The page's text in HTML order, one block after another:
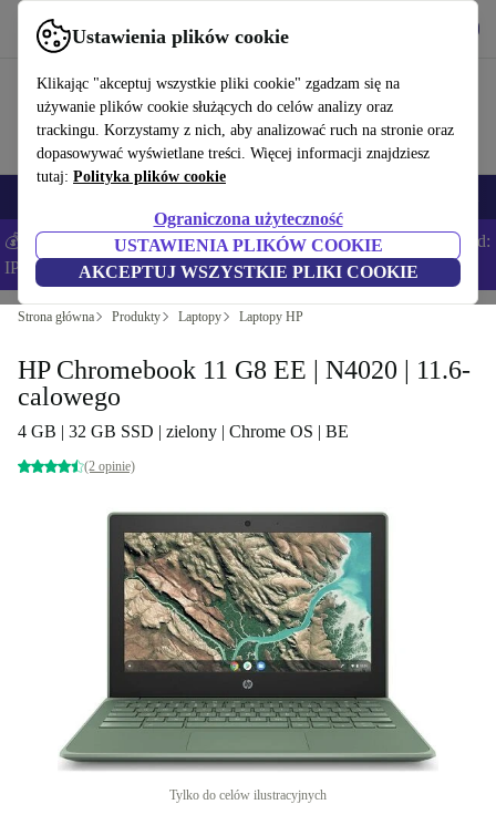
Ustawienia plików cookie
Klikając "akceptuj wszystkie pliki cookie" zgadzam się na
używanie plików cookie służących do celów analizy oraz
trackingu. Korzystamy z nich, aby analizować ruch na stronie oraz
dopasowywać wyświetlane treści. Więcej informacji znajdziesz
tutaj: Polityka plików cookie
Ograniczona użyteczność
USTAWIENIA PLIKÓW COOKIE
AKCEPTUJ WSZYSTKIE PLIKI COOKIE
Korzystaj z refurbed szybko i łatwo
💰Zaoszczędź DODATKOWE 5% na wszystkich iPhone’ach – Kod:
IPHONEDEAL –Regulamin
Strona główna Produkty Laptopy Laptopy HP
HP Chromebook 11 G8 EE | N4020 | 11.6-
calowego
4 GB | 32 GB SSD | zielony | Chrome OS | BE
(2 opinie)
Tylko do celów ilustracyjnych